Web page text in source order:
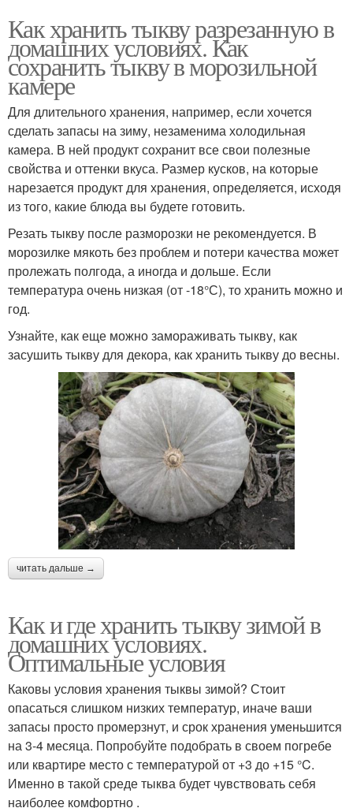
Как хранить тыкву разрезанную в
домашних условиях. Как
сохранить тыкву в морозильной
камере
Для длительного хранения, например, если хочется
сделать запасы на зиму, незаменима холодильная
камера. В ней продукт сохранит все свои полезные
свойства и оттенки вкуса. Размер кусков, на которые
нарезается продукт для хранения, определяется, исходя
из того, какие блюда вы будете готовить.
Резать тыкву после разморозки не рекомендуется. В
морозилке мякоть без проблем и потери качества может
пролежать полгода, а иногда и дольше. Если
температура очень низкая (от -18°С), то хранить можно и
год.
Узнайте, как еще можно замораживать тыкву, как
засушить тыкву для декора, как хранить тыкву до весны.
читать дальше →
Как и где хранить тыкву зимой в
домашних условиях.
Оптимальные условия
Каковы условия хранения тыквы зимой? Стоит
опасаться слишком низких температур, иначе ваши
запасы просто промерзнут, и срок хранения уменьшится
на 3-4 месяца. Попробуйте подобрать в своем погребе
или квартире место с температурой от +3 до +15 °C.
Именно в такой среде тыква будет чувствовать себя
наиболее комфортно .